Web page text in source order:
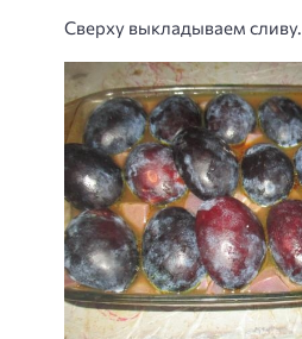
Сверху выкладываем сливу.